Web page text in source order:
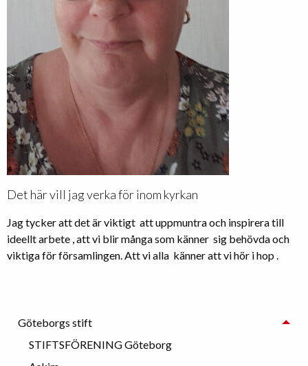
Det här vill jag verka för inom kyrkan
Jag tycker att det är viktigt att uppmuntra och inspirera till
ideellt arbete , att vi blir många som känner sig behövda och
viktiga för församlingen. Att vi alla känner att vi hör i hop .
Göteborgs stift
STIFTSFÖRENING Göteborg